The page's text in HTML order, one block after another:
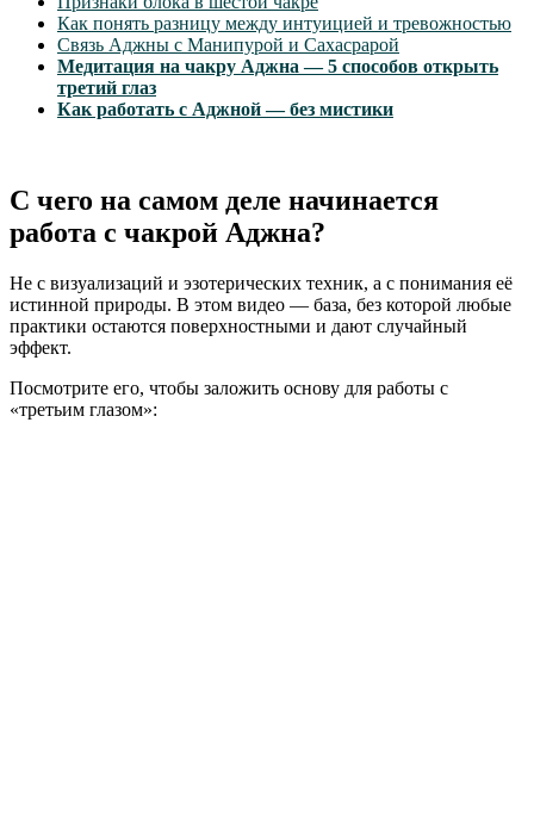
Как понять разницу между интуицией и тревожностью
Связь Аджны с Манипурой и Сахасрарой
Медитация на чакру Аджна — 5 способов открыть
третий глаз
Как работать с Аджной — без мистики
С чего на самом деле начинается
работа с чакрой Аджна?
Не с визуализаций и эзотерических техник, а с понимания её
истинной природы. В этом видео — база, без которой любые
практики остаются поверхностными и дают случайный
эффект.
Посмотрите его, чтобы заложить основу для работы с
«третьим глазом»: